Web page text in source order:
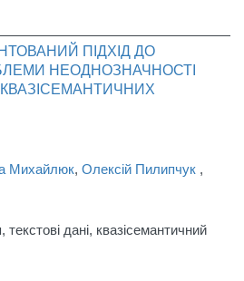
ПІДХІД ДО
НЕОДНОЗНАЧНОСТІ
Михайлюк, Олексій Пилипчук ,
текстові дані, квазісемантичний